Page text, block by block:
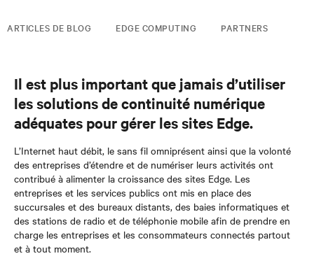
ARTICLES DE BLOG EDGE COMPUTING PARTNERS
Il est plus important que jamais d’utiliser
les solutions de continuité numérique
adéquates pour gérer les sites Edge.
L’Internet haut débit, le sans fil omniprésent ainsi que la volonté
des entreprises d’étendre et de numériser leurs activités ont
contribué à alimenter la croissance des sites Edge. Les
entreprises et les services publics ont mis en place des
succursales et des bureaux distants, des baies informatiques et
des stations de radio et de téléphonie mobile afin de prendre en
charge les entreprises et les consommateurs connectés partout
et à tout moment.